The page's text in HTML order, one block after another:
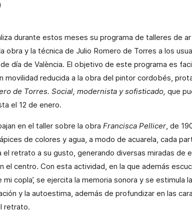
durante estos meses su programa de talleres de
obra y la técnica de Julio Romero de Torres a los
día de València. El objetivo de este programa es
movilidad reducida a la obra del pintor cordobés,
de Torres. Social, modernista y sofisticado, que
el 12 de enero.
en el taller sobre la obra Francisca Pellicer, de
de colores y agua, a modo de acuarela, cada
retrato a su gusto, generando diversas miradas de
el centro. Con esta actividad, en la que además
mi copla’, se ejercita la memoria sonora y se estimula
y la autoestima, además de profundizar en las
retrato.